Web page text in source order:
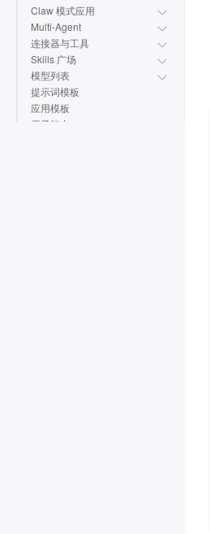
Claw 模式应用
Multi-Agent
连接器与工具
Skills 广场
模型列表
提示词模板
应用模板
原子能力